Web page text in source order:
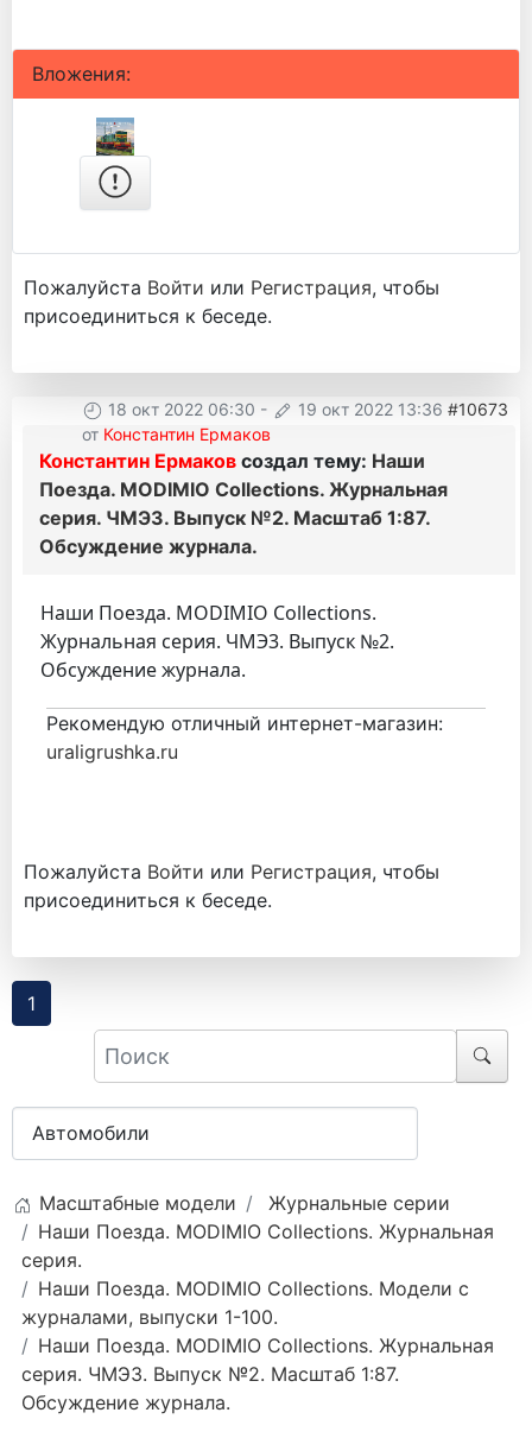
Вложения:
Пожалуйста Войти или Регистрация, чтобы
присоединиться к беседе.
18 окт 2022 06:30 - 19 окт 2022 13:36 #10673
от Константин Ермаков
Константин Ермаков создал тему: Наши
Поезда. MODIMIO Collections. Журнальная
серия. ЧМЭ3. Выпуск №2. Масштаб 1:87.
Обсуждение журнала.
Наши Поезда. MODIMIO Collections.
Журнальная серия. ЧМЭ3. Выпуск №2.
Обсуждение журнала.
Рекомендую отличный интернет-магазин:
uraligrushka.ru
Пожалуйста Войти или Регистрация, чтобы
присоединиться к беседе.
1
Масштабные модели
Журнальные серии
Наши Поезда. MODIMIO Collections. Журнальная
серия.
Наши Поезда. MODIMIO Collections. Модели с
журналами, выпуски 1-100.
Наши Поезда. MODIMIO Collections. Журнальная
серия. ЧМЭ3. Выпуск №2. Масштаб 1:87.
Обсуждение журнала.